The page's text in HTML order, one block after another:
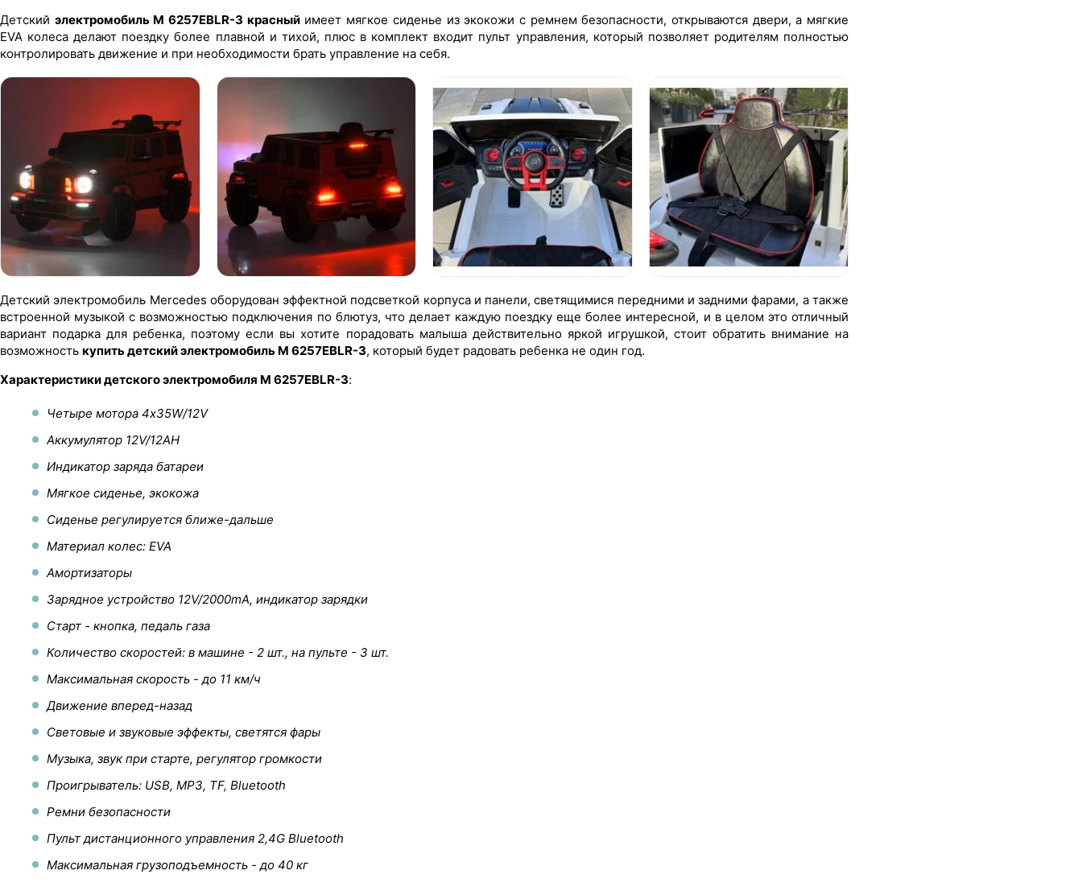
Детский электромобиль M 6257EBLR-3 красныйимеет мягкое сиденье из экокожи с ремнем безопасности, открываются двери, а мягкие
EVA колеса делают поездку более плавной и тихой, плюс в комплект входит пульт управления, который позволяет родителям полностью
контролировать движение и при необходимости брать управление на себя.
Детский электромобиль Mercedes оборудован эффектной подсветкой корпуса и панели, светящимися передними и задними фарами, а также
встроенной музыкой с возможностью подключения по блютуз, что делает каждую поездку еще более интересной, и в целом это отличный
вариант подарка для ребенка, поэтому если вы хотите порадовать малыша действительно яркой игрушкой, стоит обратить внимание на
возможность купить детский электромобиль M 6257EBLR-3, который будет радовать ребенка не один год.
Характеристики детского электромобиля M 6257EBLR-3:
Четыре мотора 4х35W/12V
Аккумулятор 12V/12AH
Индикатор заряда батареи
Мягкое сиденье, экокожа
Сиденье регулируется ближе-дальше
Материал колес: EVA
Амортизаторы
Зарядное устройство 12V/2000mA, индикатор зарядки
Старт - кнопка, педаль газа
Количество скоростей: в машине - 2 шт., на пульте - 3 шт.
Максимальная скорость - до 11 км/ч
Движение вперед-назад
Световые и звуковые эффекты, светятся фары
Музыка, звук при старте, регулятор громкости
Проигрыватель: USB, MP3, TF, Bluetooth
Ремни безопасности
Пульт дистанционного управления 2,4G Bluetooth
Максимальная грузоподъемность - до 40 кг